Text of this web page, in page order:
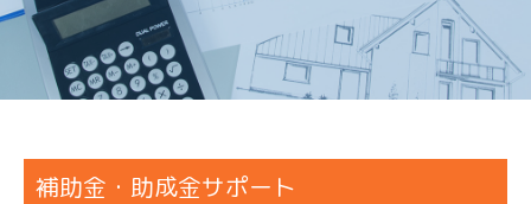
補助金・助成金サポート